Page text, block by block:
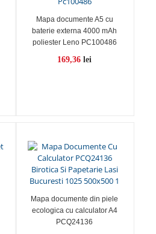
Mapa documente A5 cu
baterie externa 4000 mAh
poliester Leno PC100486
169,36lei
Mapa documente din piele
ecologica cu calculator A4
PCQ24136